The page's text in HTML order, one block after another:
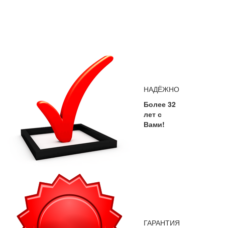
НАДЁЖНО
Более 32
лет с
Вами!
ГАРАНТИЯ